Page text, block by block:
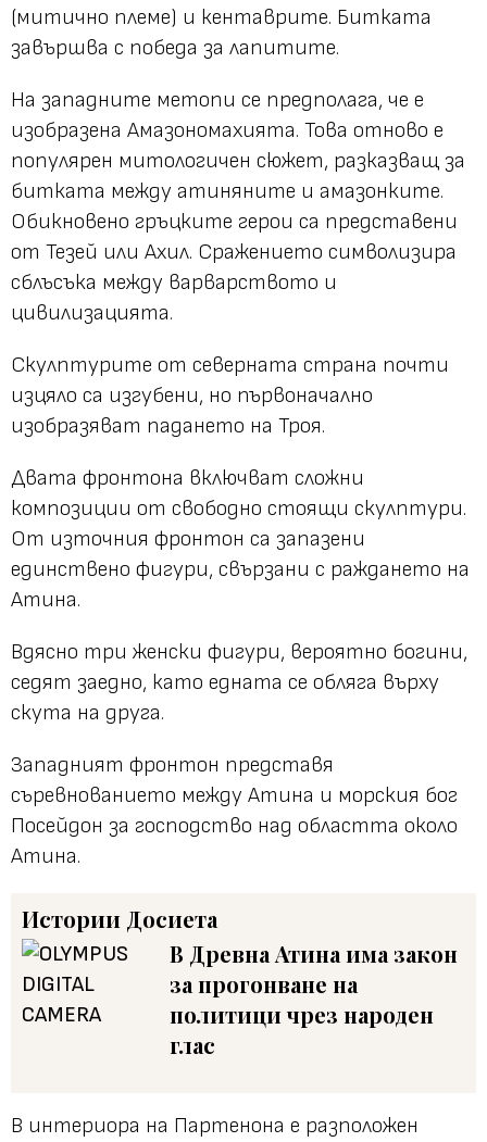
(митично племе) и кентаврите. Битката
завършва с победа за лапитите.
На западните метопи се предполага, че е
изобразена Амазономахията. Това отново е
популярен митологичен сюжет, разказващ за
битката между атиняните и амазонките.
Обикновено гръцките герои са представени
от Тезей или Ахил. Сражението символизира
сблъсъка между варварството и
цивилизацията.
Скулптурите от северната страна почти
изцяло са изгубени, но първоначално
изобразяват падането на Троя.
Двата фронтона включват сложни
композиции от свободно стоящи скулптури.
От източния фронтон са запазени
единствено фигури, свързани с раждането на
Атина.
Вдясно три женски фигури, вероятно богини,
седят заедно, като едната се обляга върху
скута на друга.
Западният фронтон представя
съревнованието между Атина и морския бог
Посейдон за господство над областта около
Атина.
Истории Досиета
В Древна Атина има закон
за прогонване на
политици чрез народен
глас
В интериора на Партенона е разположен